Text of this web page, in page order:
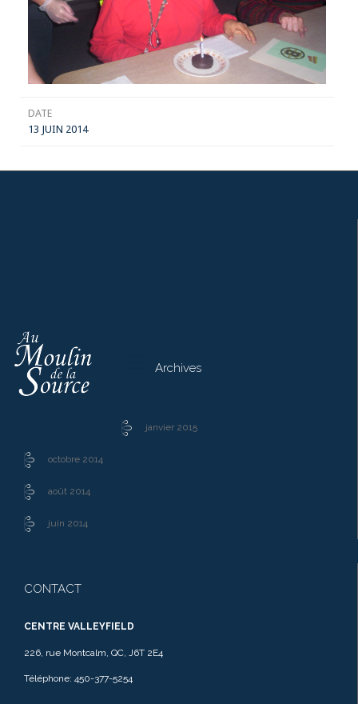
DATE
13 JUIN 2014
Archives
janvier 2015
octobre 2014
août 2014
juin 2014
CONTACT
CENTRE VALLEYFIELD
226, rue Montcalm, QC, J6T 2E4
Téléphone: 450-377-5254